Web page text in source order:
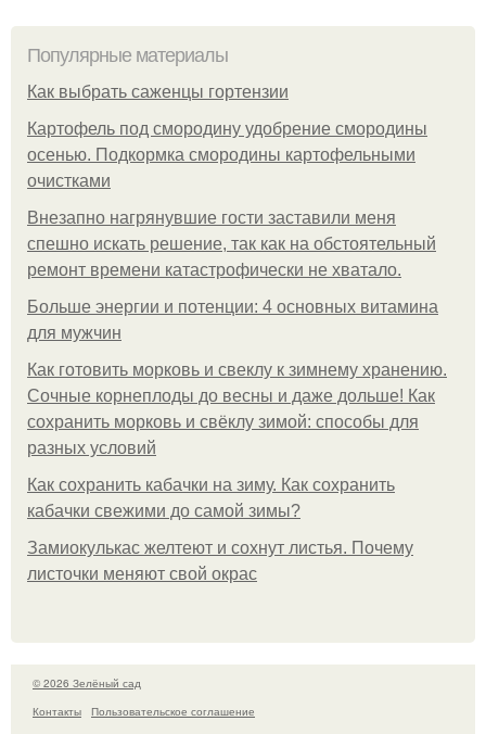
Популярные материалы
Как выбрать саженцы гортензии
Картофель под смородину удобрение смородины
осенью. Подкормка смородины картофельными
очистками
Внезапно нагрянувшие гости заставили меня
спешно искать решение, так как на обстоятельный
ремонт времени катастрофически не хватало.
Больше энергии и потенции: 4 основных витамина
для мужчин
Как готовить морковь и свеклу к зимнему хранению.
Сочные корнеплоды до весны и даже дольше! Как
сохранить морковь и свёклу зимой: способы для
разных условий
Как сохранить кабачки на зиму. Как сохранить
кабачки свежими до самой зимы?
Замиокулькас желтеют и сохнут листья. Почему
листочки меняют свой окрас
© 2026 Зелёный сад
Контакты
Пользовательское соглашение